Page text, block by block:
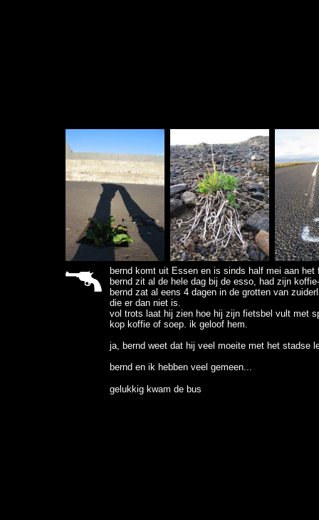
bernd komt uit Essen en is sinds half mei aan
bernd zit al de hele dag bij de esso, had zijn
bernd zat al eens 4 dagen in de grotten van
die er dan niet is.
vol trots laat hij zien hoe hij zijn fietsbel vult met
kop koffie of soep. ik geloof hem.
ja, bernd weet dat hij veel moeite met het stadse
bernd en ik hebben veel gemeen...
gelukkig kwam de bus